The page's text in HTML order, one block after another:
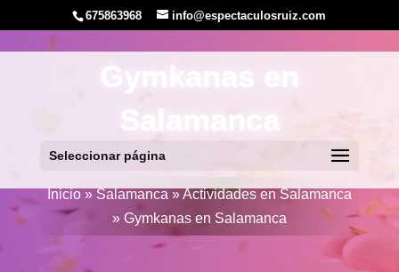
675863968 info@espectaculosruiz.com
Seleccionar página
Gymkanas en
Salamanca
Inicio» Salamanca »Actividades en Salamanca
» Gymkanas en Salamanca